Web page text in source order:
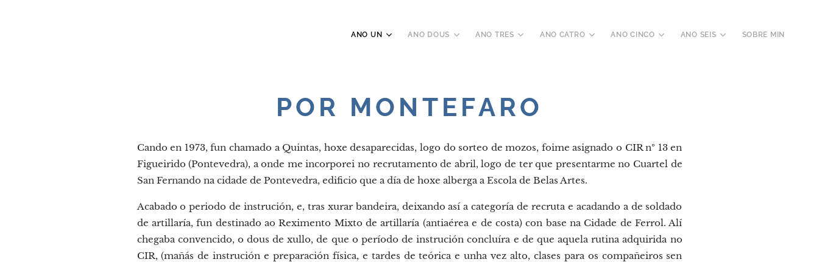
ANO UN ANO DOUS ANO TRES ANO CATRO ANO CINCO ANO SEIS SOBRE MIN
POR MONTEFARO
Cando en 1973, fun chamado a Quintas, hoxe desaparecidas, logo do sorteo de mozos, foime asignado o CIR nº 13 en
Figueirido (Pontevedra), a onde me incorporei no recrutamento de abril, logo de ter que presentarme no Cuartel de
San Fernando na cidade de Pontevedra, edificio que a día de hoxe alberga a Escola de Belas Artes.
Acabado o periodo de instrución, e, tras xurar bandeira, deixando así a categoría de recruta e acadando a de soldado
de artillaría, fun destinado ao Reximento Mixto de artillaría (antiaérea e de costa) con base na Cidade de Ferrol. Alí
chegaba convencido, o dous de xullo, de que o período de instrución concluíra e de que aquela rutina adquirida no
CIR, (mañás de instrución e preparación física, e tardes de teórica e unha vez alto, clases para os compañeiros sen